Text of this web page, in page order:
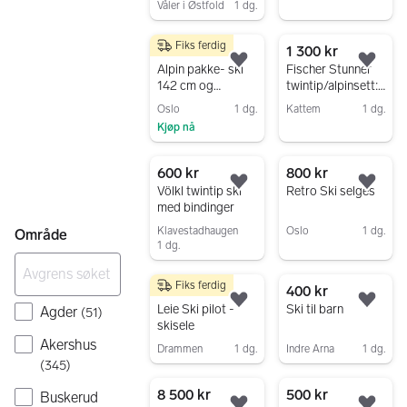
Område
Agder (51)
Akershus
(345)
Buskerud
Våler i Østfold 1 dg.
1 000 kr
Alpin pakke- ski
142 cm og
alpinstøvler 250-
255 (EU25,5)
Oslo
1 dg.
Kjøp nå
Fiks ferdig
Legg til som favoritt.
1 300 kr
Fischer Stunner
twintip/alpinsett:
ski 141 cm og
Kattem 1 dg.
600 kr
Völkl twintip ski
med bindinger
Klavestadhaugen
1 dg.
Legg til som favoritt.
800 kr
Retro Ski selges
Oslo 1 dg.
Gå til annonsen
50 kr
Leie Ski pilot -
skisele
Drammen 1 dg.
Fiks ferdig
Legg til som favoritt.
400 kr
Ski til barn
Indre Arna 1 dg.
8 500 kr
500 kr